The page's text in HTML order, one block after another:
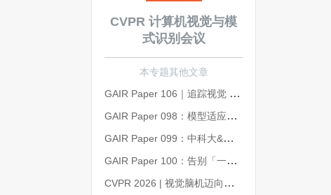
CVPR 计算机视觉与模
式识别会议
本专题其他文章
GAIR Paper 106｜追踪视觉 Token 的演化轨迹，实现无损压缩与 60% 推理加速｜CVPR 2026
GAIR Paper 098：模型适应性研究盘点：从保留旧知识，到适应真实世界 | CVPR 2026
GAIR Paper 099：中科大&智象未来：强模型打底、轻模型精修，重塑视频超分体验丨CVPR 2026
GAIR Paper 100：告别「一属性一训练」，美图&北交大提出统一属性编辑框架 All-in-One Slider | CVPR 202
CVPR 2026 | 视觉脑机迈向双向交互！神经流模型 NeuroFlow 打通视觉与神经的双向通道